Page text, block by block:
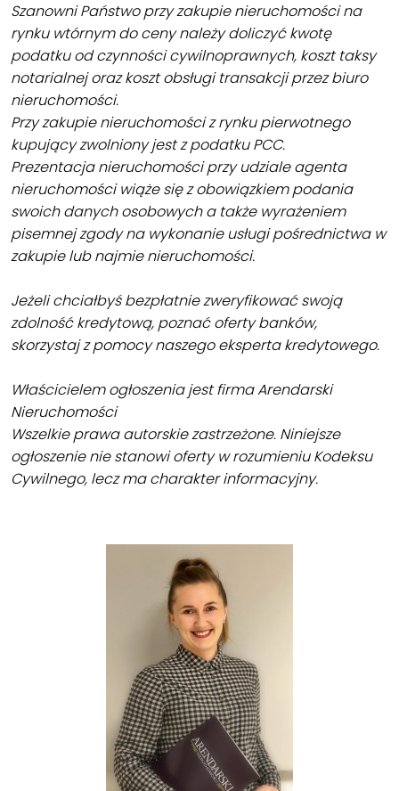
Szanowni Państwo przy zakupie nieruchomości na
rynku wtórnym do ceny należy doliczyć kwotę
podatku od czynności cywilnoprawnych, koszt taksy
notarialnej oraz koszt obsługi transakcji przez biuro
nieruchomości.
Przy zakupie nieruchomości z rynku pierwotnego
kupujący zwolniony jest z podatku PCC.
Prezentacja nieruchomości przy udziale agenta
nieruchomości wiąże się z obowiązkiem podania
swoich danych osobowych a także wyrażeniem
pisemnej zgody na wykonanie usługi pośrednictwa w
zakupie lub najmie nieruchomości.
Jeżeli chciałbyś bezpłatnie zweryfikować swoją
zdolność kredytową, poznać oferty banków,
skorzystaj z pomocy naszego eksperta kredytowego.
Właścicielem ogłoszenia jest firma Arendarski
Nieruchomości
Wszelkie prawa autorskie zastrzeżone. Niniejsze
ogłoszenie nie stanowi oferty w rozumieniu Kodeksu
Cywilnego, lecz ma charakter informacyjny.